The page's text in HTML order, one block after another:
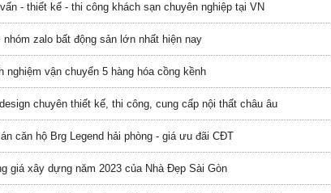
- thiết kế - thi công khách sạn chuyên nghiệp tại VN
nhóm zalo bất động sản lớn nhất hiện nay
nghiệm vận chuyển 5 hàng hóa cồng kềnh
chuyên thiết kế, thi công, cung cấp nội thất châu âu
căn hộ Brg Legend hải phòng - giá ưu đãi CĐT
giá xây dựng năm 2023 của Nhà Đẹp Sài Gòn